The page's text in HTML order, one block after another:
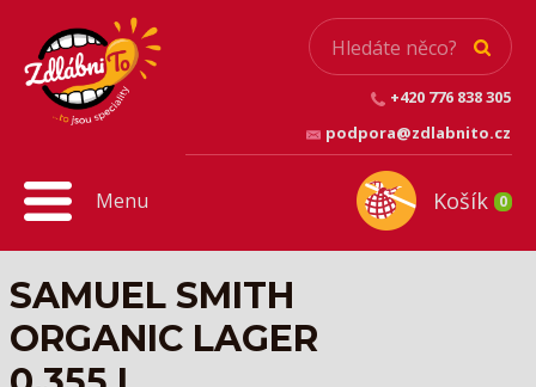
+420 776 838 305
podpora@zdlabnito.cz
Košík 0
Menu
SAMUEL SMITH
ORGANIC LAGER